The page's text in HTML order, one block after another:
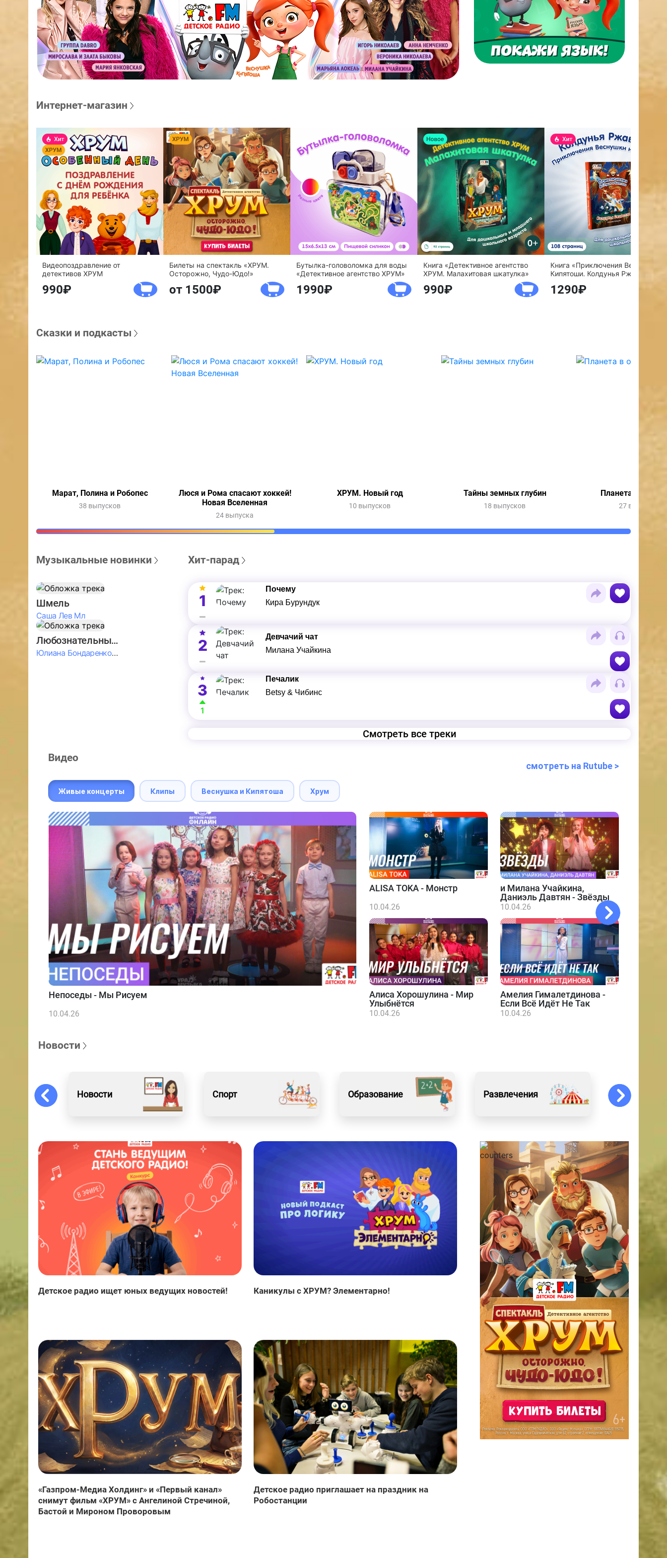
Интернет-магазин
Видеопоздравление от
детективов ХРУМ
990
Билеты на спектакль «ХРУМ.
Осторожно, Чудо-Юдо!»
от 1500
Бутылка-головоломка для воды
«Детективное агентство ХРУМ»
1990
Книга «Детективное агентство
ХРУМ. Малахитовая шкатулка»
990
Книга «Приключения Веснушки и
Кипятоши. Колдунья Ржавелла»
1290
Сказки и подкасты
Марат, Полина и Робопес
38 выпусков
Люся и Рома спасают хоккей!
Новая Вселенная
24 выпуска
ХРУМ. Новый год
10 выпусков
Тайны земных глубин
18 выпусков
Планета в
27 выпусков
Музыкальные новинки
Шмель
Саша Лев Мл
Любознательные Дети
Юлиана Бондаренко & Амелия Колпакова & Егор Егоров & Валерия Шевченко & Ксюша Косичкина
Хит-парад
1
Почему
Кира Бурундук
2
Девчачий чат
Милана Учайкина
3
1
Печалик
Betsy & Чибинс
Смотреть все треки
Видео
смотреть на Rutube >
Живые концерты Клипы Веснушка и Кипятоша Хрум
Непоседы - Мы Рисуем
10.04.26
ALISA TOKA - Монстр
10.04.26
и Милана Учайкина,
Даниэль Давтян - Звёзды
10.04.26
Алиса Хорошулина - Мир
Улыбнётся
10.04.26
Амелия Гималетдинова -
Если Всё Идёт Не Так
10.04.26
Новости
Новости Спорт Образование Развлечения Обо всём
Детское радио ищет юных ведущих новостей! Каникулы с ХРУМ? Элементарно!
«Газпром-Медиа Холдинг» и «Первый канал»
снимут фильм «ХРУМ» с Ангелиной Стречиной,
Бастой и Мироном Проворовым
Детское радио приглашает на праздник на
Робостанции